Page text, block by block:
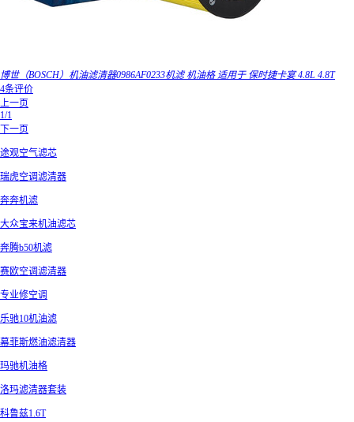
博世（BOSCH）机油滤清器0986AF0233机滤 机油格 适用于 保时捷卡宴 4.8L 4.8T
4条评价
上一页
1/1
下一页
途观空气滤芯
瑞虎空调滤清器
奔奔机滤
大众宝来机油滤芯
奔腾b50机滤
赛欧空调滤清器
专业修空调
乐驰10机油滤
幕菲斯燃油滤清器
玛驰机油格
洛玛滤清器套装
科鲁兹1.6T